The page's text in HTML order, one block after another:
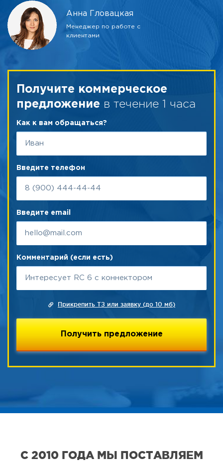
Анна Гловацкая
Менеджер по работе с
клиентами
Получите коммерческое
предложение в течение 1 часа
Как к вам обращаться?
Введите телефон
Введите email
Комментарий (если есть)
Прикрепить ТЗ или заявку (до 10 мб)
С 2010 ГОДА МЫ ПОСТАВЛЯЕМ